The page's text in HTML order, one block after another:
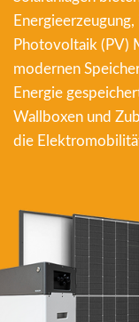
Photovoltaik (PV)
modernen
Energie
Wallboxen und
die